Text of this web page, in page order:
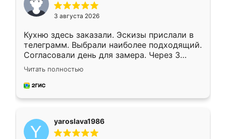
3 августа 2026
Кухню здесь заказали. Эскизы прислали в
телеграмм. Выбрали наиболее подходящий.
Согласовали день для замера. Через 3
недели кухня была уже готова. Остались
довольны работой. Спасибо Ренессанс
мебель за качественную работу!
Читать полностью
yaroslava1986